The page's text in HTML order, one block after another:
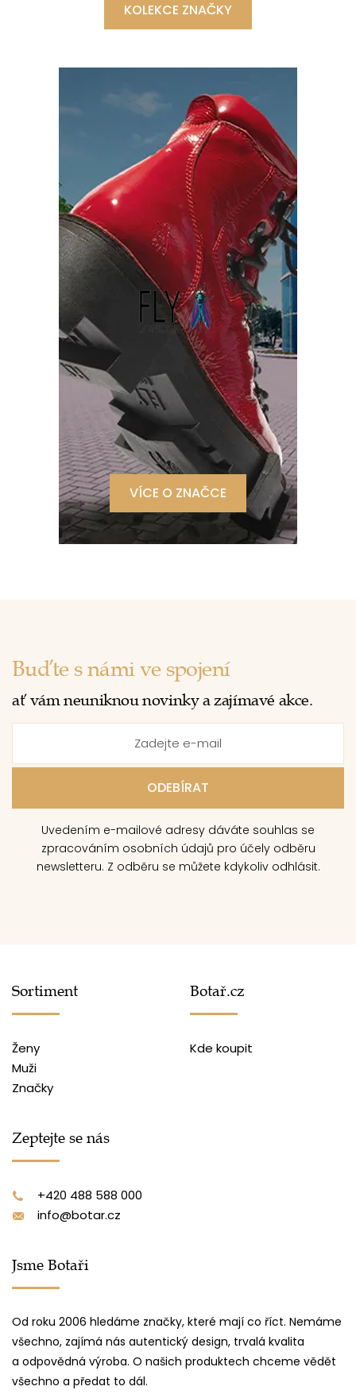
KOLEKCE ZNAČKY
VÍCE O ZNAČCE
Buďte s námi ve spojení
ať vám neuniknou novinky a zajímavé akce.
Uvedením e-mailové adresy dáváte souhlas se
zpracováním osobních údajů pro účely odběru
newsletteru. Z odběru se můžete kdykoliv odhlásit.
Sortiment
Ženy
Muži
Značky
Botař.cz
Kde koupit
Zeptejte se nás
+420 488 588 000
info@botar.cz
Jsme Botaři
Od roku 2006 hledáme značky, které mají co říct. Nemáme
všechno, zajímá nás autentický design, trvalá kvalita
a odpovědná výroba. O našich produktech chceme vědět
všechno a předat to dál.